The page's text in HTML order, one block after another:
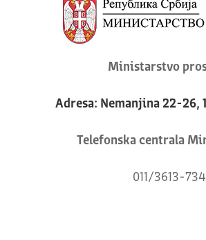
Ministarstvo
Adresa: Nemanjina 22-26,
Telefonska centrala
011/3613-734